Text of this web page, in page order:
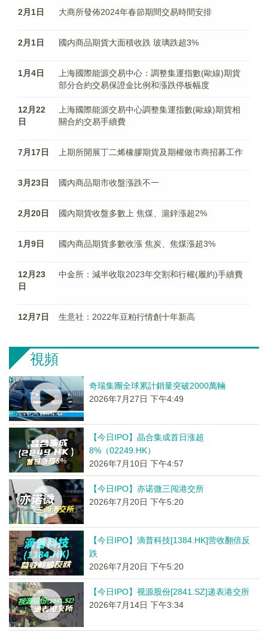
2月1日 大商所發佈2024年春節期間交易時間安排
2月1日 國内商品期貨大面積收跌 玻璃跌超3%
1月4日
上海國際能源交易中心：調整集運指數(歐線)期貨
部分合約交易保證金比例和漲跌停板幅度
12月22
日
上海國際能源交易中心調整集運指數(歐線)期貨相
關合約交易手續費
7月17日 上期所開展丁二烯橡膠期貨及期權做市商招募工作
3月23日 國內商品期市收盤漲跌不一
2月20日 國內期貨收盤多數上 焦煤、滬鋅漲超2%
1月9日 國內商品期貨多數收漲 焦炭、焦煤漲超3%
12月23
日
中金所：減半收取2023年交割和行權(履約)手續費
12月7日 生意社：2022年豆粕行情創十年新高
視頻
奇瑞集團全球累計銷量突破2000萬輛
2026年7月27日 下午4:49
【今日IPO】晶合集成首日涨超
8%（02249.HK）
2026年7月10日 下午4:57
【今日IPO】亦诺微三闯港交所
2026年7月20日 下午5:20
【今日IPO】滴普科技[1384.HK]营收翻倍反
跌
2026年7月20日 下午5:20
【今日IPO】视源股份[2841.SZ]递表港交所
2026年7月14日 下午3:34